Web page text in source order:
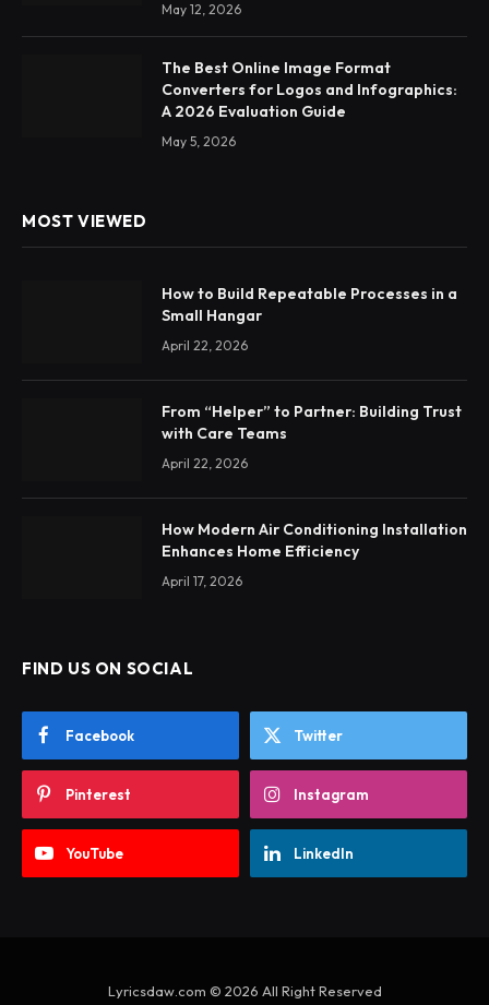
May 12, 2026
The Best Online Image Format
Converters for Logos and Infographics:
A 2026 Evaluation Guide
May 5, 2026
MOST VIEWED
How to Build Repeatable Processes in a
Small Hangar
April 22, 2026
From “Helper” to Partner: Building Trust
with Care Teams
April 22, 2026
How Modern Air Conditioning Installation
Enhances Home Efficiency
April 17, 2026
FIND US ON SOCIAL
Facebook Twitter
Pinterest Instagram
YouTube LinkedIn
Lyricsdaw.com © 2026 All Right Reserved